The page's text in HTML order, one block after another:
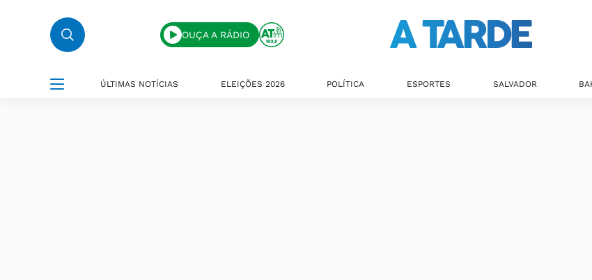
OUÇA A RÁDIO
ÚLTIMAS NOTÍCIAS ELEIÇÕES 2026 POLÍTICA ESPORTES SALVADOR